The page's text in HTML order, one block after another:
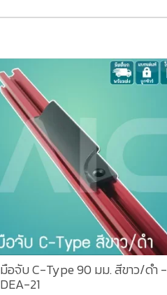
มือจับ C-Type 90 มม. สีขาว/ดำ -
DEA-21